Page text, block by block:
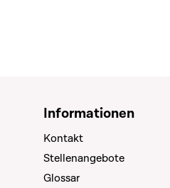
Informationen
Kontakt
Stellenangebote
Glossar